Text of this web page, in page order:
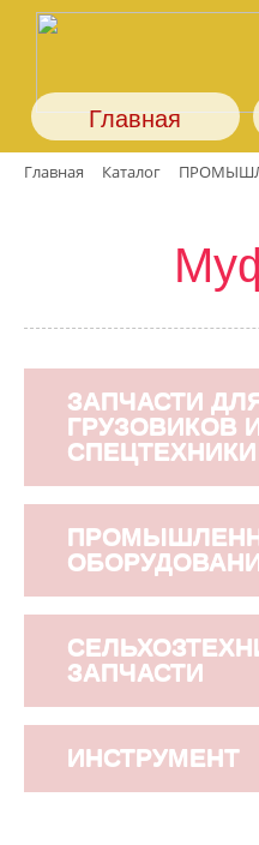
Главная
Главная Каталог
ЗАПЧАСТИ
ГРУЗОВИКОВ
СПЕЦТЕХНИКИ
ЗАПЧАСТИ
ИНСТРУМЕНТ